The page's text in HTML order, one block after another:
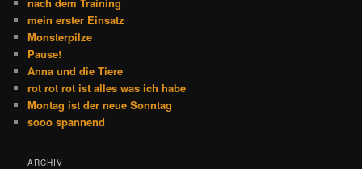
nach dem Training
mein erster Einsatz
Monsterpilze
Pause!
Anna und die Tiere
rot rot rot ist alles was ich habe
Montag ist der neue Sonntag
sooo spannend
ARCHIV